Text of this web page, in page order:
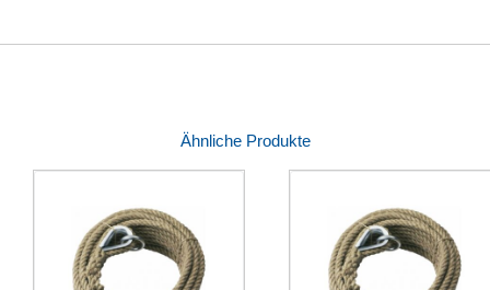
Ähnliche Produkte